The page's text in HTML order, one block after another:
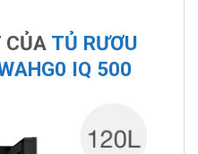
TỦ RƯƠU
IQ 500